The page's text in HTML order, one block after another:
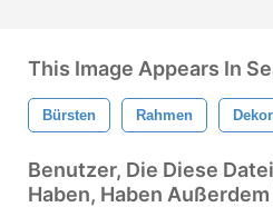
This Image Appears In
Bürsten Rahmen
Benutzer, Die Diese
Haben, Haben